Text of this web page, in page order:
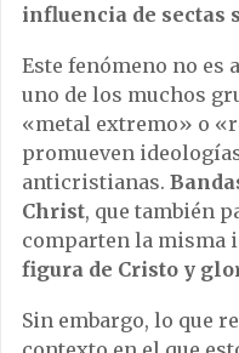
influencia de sectas
Este fenómeno no es
uno de los muchos
«metal extremo» o
promueven
anticristianas.
Christ, que también
comparten la misma
figura de Cristo y
Sin embargo, lo que